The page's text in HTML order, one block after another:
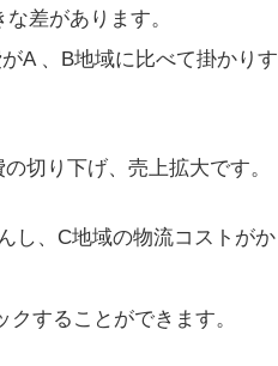
差があります。
A 、B地域に比べて掛かりす
切り下げ、売上拡大です。
し、C地域の物流コストがか
することができます。